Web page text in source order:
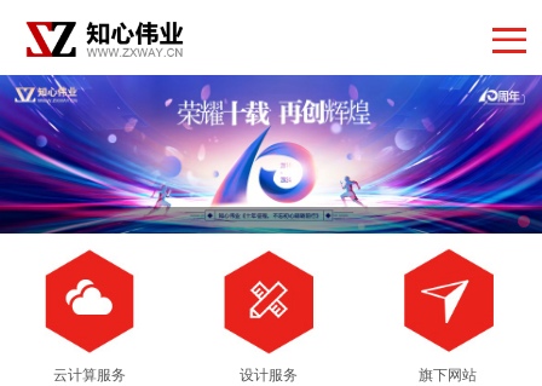
云计算服务 设计服务 旗下网站